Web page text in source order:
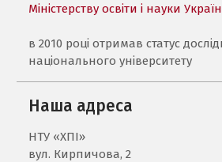
Міністерству освіти і науки
в 2010 році отримав статус
національного університету
Наша адреса
НТУ «ХПI»
вул. Кирпичова, 2